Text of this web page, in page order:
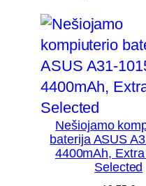
Nešiojamo
baterija ASUS
4400mAh, Extra
Selected